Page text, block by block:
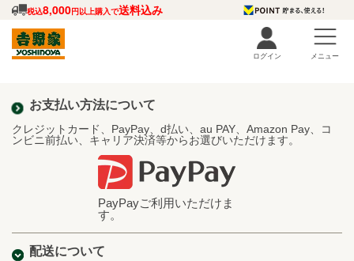
税込8,000円以上購入で送料込み
ログイン メニュー
お支払い方法について
クレジットカード、PayPay、d払い、au PAY、Amazon Pay、コ
ンビニ前払い、キャリア決済等からお選びいただけます。
PayPayご利用いただけま
す。
配送について